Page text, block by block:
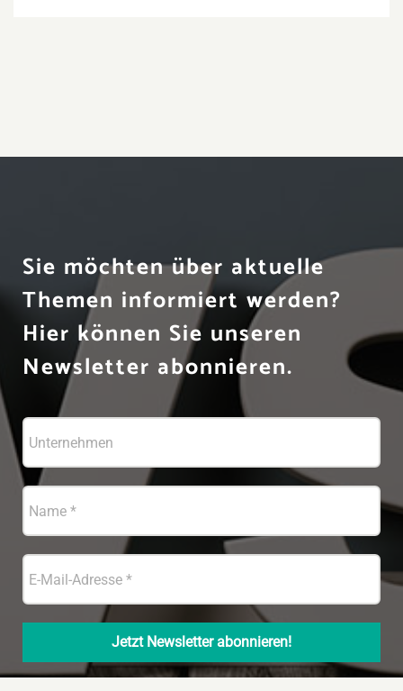
Sie möchten über aktuelle
Themen informiert werden?
Hier können Sie unseren
Newsletter abonnieren.